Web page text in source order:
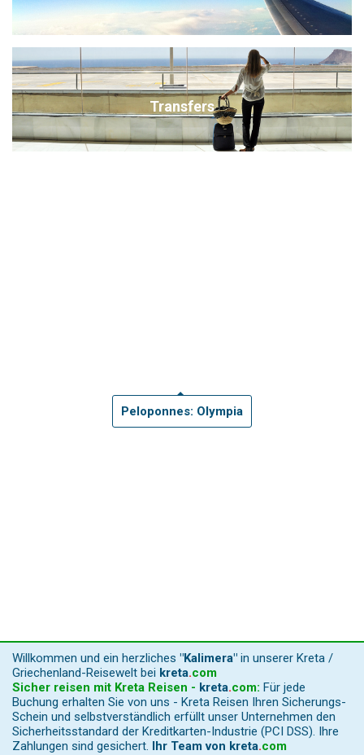
Transfers
Peloponnes: Olympia
Willkommen und ein herzliches "Kalimera" in unserer Kreta /
Griechenland-Reisewelt bei kreta.com
Sicher reisen mit Kreta Reisen - kreta.com: Für jede
Buchung erhalten Sie von uns - Kreta Reisen Ihren Sicherungs-
Schein und selbstverständlich erfüllt unser Unternehmen den
Sicherheitsstandard der Kreditkarten-Industrie (PCI DSS). Ihre
Zahlungen sind gesichert.
Ihr Team von kreta.com